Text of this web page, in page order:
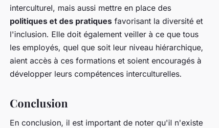
interculturel, mais aussi mettre en place des
politiques et des pratiques favorisant la diversité et
l'inclusion. Elle doit également veiller à ce que tous
les employés, quel que soit leur niveau hiérarchique,
aient accès à ces formations et soient encouragés à
développer leurs compétences interculturelles.
Conclusion
En conclusion, il est important de noter qu'il n'existe